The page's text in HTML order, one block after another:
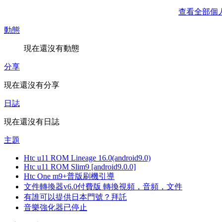
查看全部個
動態
現在還沒有動態
分享
現在還沒有分享
日誌
現在還沒有日誌
主題
Htc u11 ROM Lineage 16.0(android9.0)
Htc u11 ROM Slim9 [android9.0.0]
Htc One m9+普版刷機引導
文件轉換器v6.0付費版 轉換視頻，音頻，文件
有誰可以提供日本門號？拜託
音樂強化器已停止